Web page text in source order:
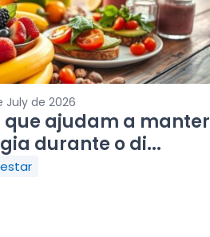
July de 2026
que ajudam a manter
durante o di...